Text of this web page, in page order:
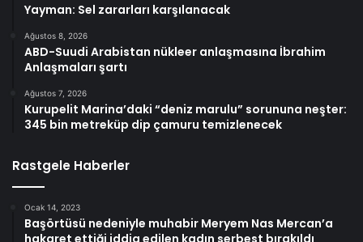
Yayman: Sel zararları karşılanacak
Ağustos 8, 2026
ABD-Suudi Arabistan nükleer anlaşmasına İbrahim
Anlaşmaları şartı
Ağustos 7, 2026
Kurupelit Marina’daki “deniz marulu” sorununa neşter:
345 bin metreküp dip çamuru temizlenecek
Rastgele Haberler
Ocak 14, 2023
Başörtüsü nedeniyle muhabir Meryem Nas Mercan’a